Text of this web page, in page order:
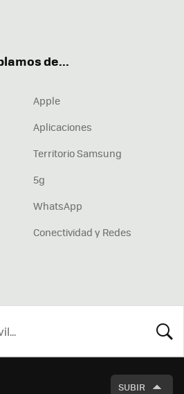
de...
Apple
Aplicaciones
Territorio Samsung
5g
WhatsApp
Conectividad y Redes
SUBIR